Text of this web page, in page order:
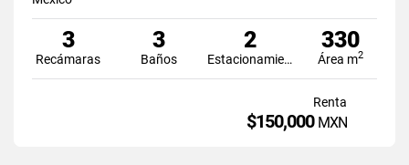
3
Recámaras
3
Baños
2
Estacionamiento
330
Área m2
Renta
$150,000 MXN